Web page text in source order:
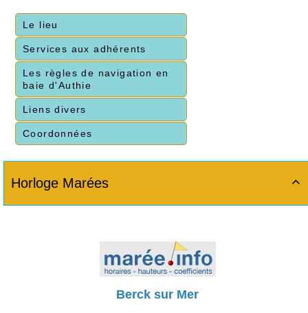
Le lieu
Services aux adhérents
Les règles de navigation en
baie d'Authie
Liens divers
Coordonnées

Horloge Marées
Berck sur Mer